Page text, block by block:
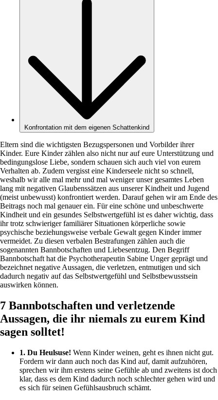
Konfrontation mit dem eigenen Schattenkind
Eltern sind die wichtigsten Bezugspersonen und Vorbilder ihrer
Kinder. Eure Kinder zählen also nicht nur auf eure Unterstützung und
bedingungslose Liebe, sondern schauen sich auch viel von eurem
Verhalten ab. Zudem vergisst eine Kinderseele nicht so schnell,
weshalb wir alle mal mehr und mal weniger unser gesamtes Leben
lang mit negativen Glaubenssätzen aus unserer Kindheit und Jugend
(meist unbewusst) konfrontiert werden. Darauf gehen wir am Ende des
Beitrags noch mal genauer ein. Für eine schöne und unbeschwerte
Kindheit und ein gesundes Selbstwertgefühl ist es daher wichtig, dass
ihr trotz schwieriger familiärer Situationen körperliche sowie
psychische beziehungsweise verbale Gewalt gegen Kinder immer
vermeidet. Zu diesen verbalen Bestrafungen zählen auch die
sogenannten Bannbotschaften und Liebesentzug. Den Begriff
Bannbotschaft hat die Psychotherapeutin Sabine Unger geprägt und
bezeichnet negative Aussagen, die verletzen, entmutigen und sich
dadurch negativ auf das Selbstwertgefühl und Selbstbewusstsein
auswirken können.
7 Bannbotschaften und verletzende
Aussagen, die ihr niemals zu eurem Kind
sagen solltet!
1. Du Heulsuse! Wenn Kinder weinen, geht es ihnen nicht gut.
Fordern wir dann auch noch das Kind auf, damit aufzuhören,
sprechen wir ihm erstens seine Gefühle ab und zweitens ist doch
klar, dass es dem Kind dadurch noch schlechter gehen wird und
es sich für seinen Gefühlsausbruch schämt.